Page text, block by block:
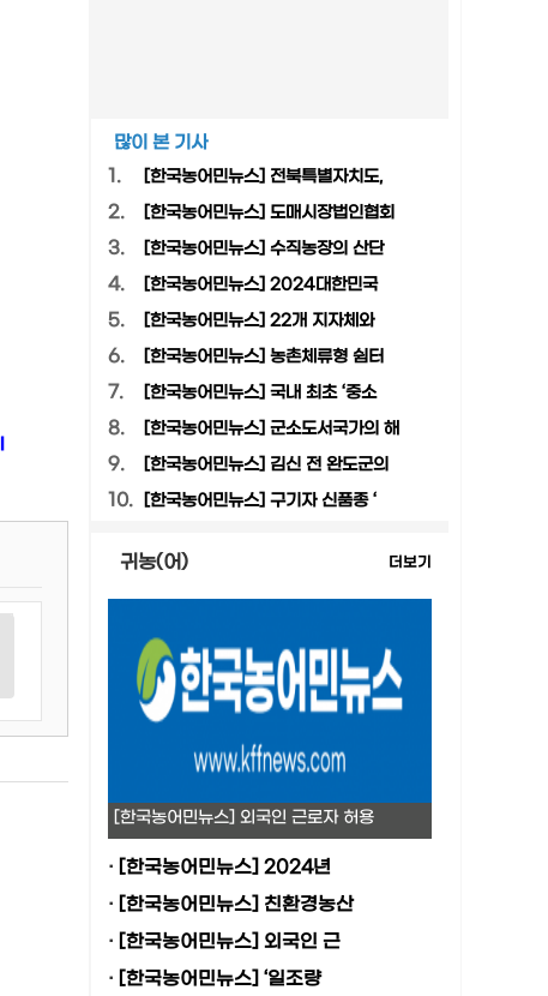
많이 본 기사
1.
[한국농어민뉴스] 전북특별자치도,
2. [한국농어민뉴스] 도매시장법인협회
3. [한국농어민뉴스] 수직농장의 산단
4. [한국농어민뉴스] 2024대한민국
5. [한국농어민뉴스] 22개 지자체와
6. [한국농어민뉴스] 농촌체류형 쉼터
7. [한국농어민뉴스] 국내 최초 ‘중소
8. [한국농어민뉴스] 군소도서국가의 해
9. [한국농어민뉴스] 김신 전 완도군의
10. [한국농어민뉴스] 구기자 신품종 ‘
귀농(어) 더보기
[한국농어민뉴스] 외국인 근로자 허용
· [한국농어민뉴스] 2024년
· [한국농어민뉴스] 친환경농산
· [한국농어민뉴스] 외국인 근
· [한국농어민뉴스] ‘일조량